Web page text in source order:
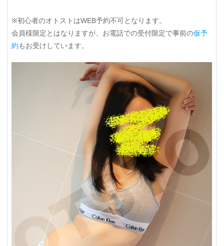
※初心者のオトストはWEB予約不可となります。
会員様限定とはなりますが、お電話での受付限定で事前の仮予
約もお受けしています。